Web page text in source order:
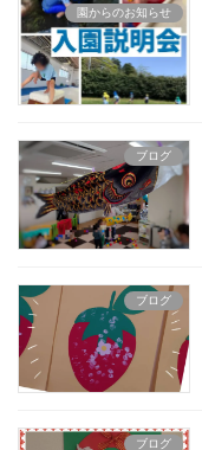
園からのお知らせ
ブログ
ブログ
ブログ